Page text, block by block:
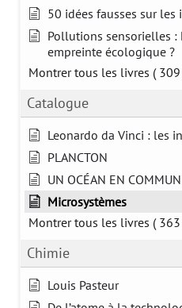
50 idées fausses sur les
Pollutions sensorielles :
empreinte écologique ?
Montrer tous les livres (
Catalogue
Leonardo da Vinci : les
PLANCTON
UN OCÉAN EN
Microsystèmes
Montrer tous les livres (
Chimie
Louis Pasteur